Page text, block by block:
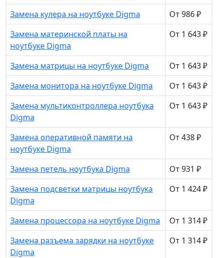
Замена кулера на ноутбуке Digma
От 986 ₽
Замена материнской платы на
ноутбуке Digma
От 1 643 ₽
Замена матрицы на ноутбуке Digma
От 1 643 ₽
Замена монитора на ноутбуке Digma
От 1 643 ₽
Замена мультиконтроллера ноутбука
Digma
От 1 643 ₽
Замена оперативной памяти на
ноутбуке Digma
От 438 ₽
Замена петель ноутбука Digma
От 931 ₽
Замена подсветки матрицы ноутбука
Digma
От 1 424 ₽
Замена процессора на ноутбуке Digma
От 1 314 ₽
Замена разъема зарядки на ноутбуке
Digma
От 1 314 ₽